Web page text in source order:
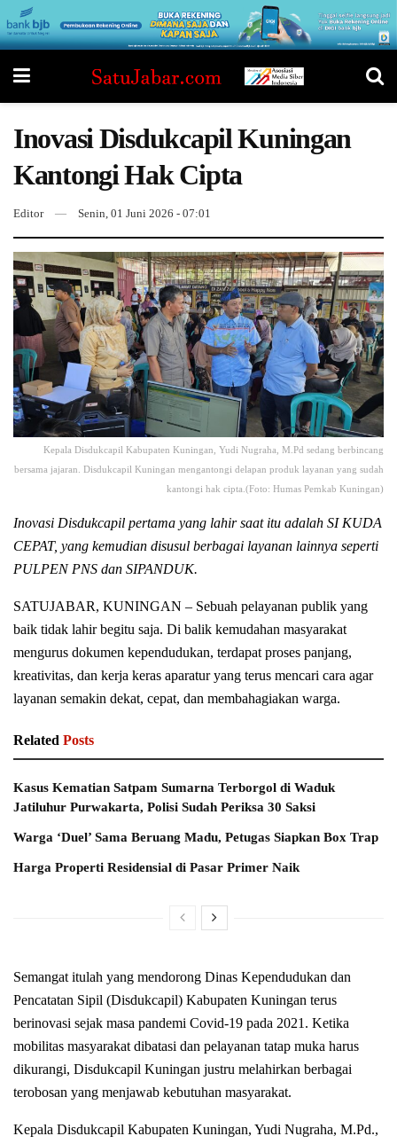
Inovasi Disdukcapil Kuningan
Kantongi Hak Cipta
Editor Senin, 01 Juni 2026 - 07:01
Kepala Disdukcapil Kabupaten Kuningan, Yudi Nugraha, M.Pd sedang berbincang
bersama jajaran. Disdukcapil Kuningan mengantongi delapan produk layanan yang sudah
kantongi hak cipta.(Foto: Humas Pemkab Kuningan)
Inovasi Disdukcapil pertama yang lahir saat itu adalah SI KUDA
CEPAT, yang kemudian disusul berbagai layanan lainnya seperti
PULPEN PNS dan SIPANDUK.
SATUJABAR, KUNINGAN – Sebuah pelayanan publik yang
baik tidak lahir begitu saja. Di balik kemudahan masyarakat
mengurus dokumen kependudukan, terdapat proses panjang,
kreativitas, dan kerja keras aparatur yang terus mencari cara agar
layanan semakin dekat, cepat, dan membahagiakan warga.
Related Posts
Kasus Kematian Satpam Sumarna Terborgol di Waduk
Jatiluhur Purwakarta, Polisi Sudah Periksa 30 Saksi
Warga ‘Duel’ Sama Beruang Madu, Petugas Siapkan Box Trap
Harga Properti Residensial di Pasar Primer Naik
Semangat itulah yang mendorong Dinas Kependudukan dan
Pencatatan Sipil (Disdukcapil) Kabupaten Kuningan terus
berinovasi sejak masa pandemi Covid-19 pada 2021. Ketika
mobilitas masyarakat dibatasi dan pelayanan tatap muka harus
dikurangi, Disdukcapil Kuningan justru melahirkan berbagai
terobosan yang menjawab kebutuhan masyarakat.
Kepala Disdukcapil Kabupaten Kuningan, Yudi Nugraha, M.Pd.,